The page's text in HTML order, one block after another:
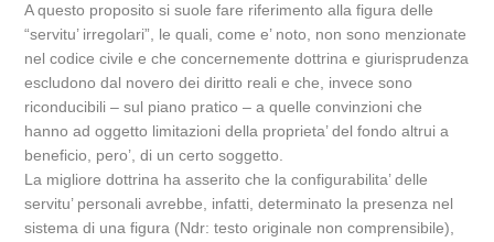
A questo proposito si suole fare riferimento alla figura delle
“servitu’ irregolari”, le quali, come e’ noto, non sono menzionate
nel codice civile e che concernemente dottrina e giurisprudenza
escludono dal novero dei diritto reali e che, invece sono
riconducibili – sul piano pratico – a quelle convinzioni che
hanno ad oggetto limitazioni della proprieta’ del fondo altrui a
beneficio, pero’, di un certo soggetto.
La migliore dottrina ha asserito che la configurabilita’ delle
servitu’ personali avrebbe, infatti, determinato la presenza nel
sistema di una figura (Ndr: testo originale non comprensibile),